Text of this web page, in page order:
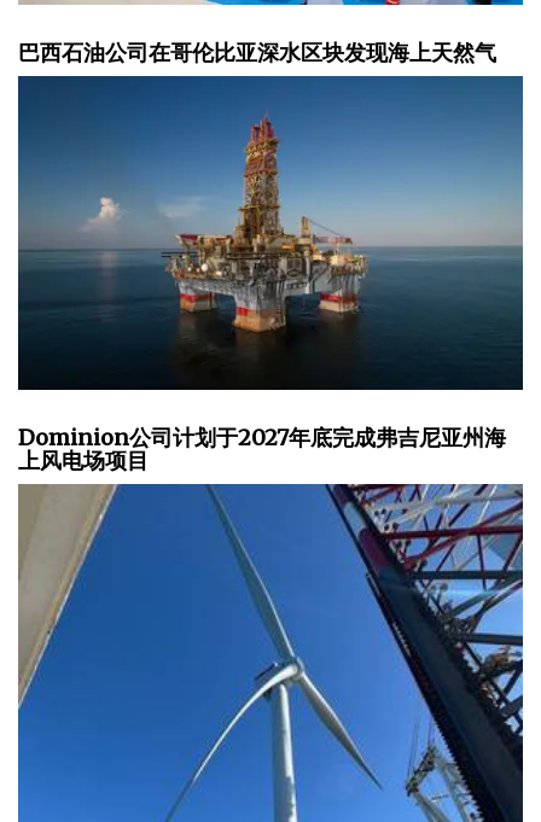
巴西石油公司在哥伦比亚深水区块发现海上天然气
Dominion公司计划于2027年底完成弗吉尼亚州海
上风电场项目